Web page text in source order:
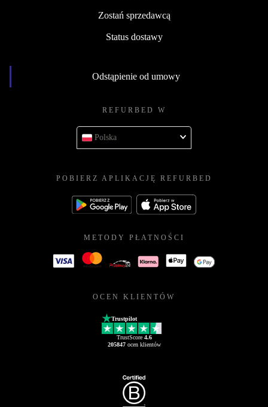
Zostań sprzedawcą
Status dostawy
Odstąpienie od umowy
REFURBED W
Polska
POBIERZ APLIKACJĘ REFURBED
METODY PŁATNOŚCI
OCEN KLIENTÓW
Trustpilot
TrustScore 4.6
205847ocen klientów